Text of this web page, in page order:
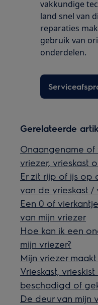
vakkundige
land snel van
reparaties
gebruik van
onderdelen.
Gerelateerde
Onaangename
vriezer, vrieskast
Er zit rijp of ijs op
van de vrieskast /
Een 0 of
van mijn vriezer
Hoe kan ik een
mijn vriezer?
Mijn vriezer
Vrieskast,
beschadigd of
De deur van mijn